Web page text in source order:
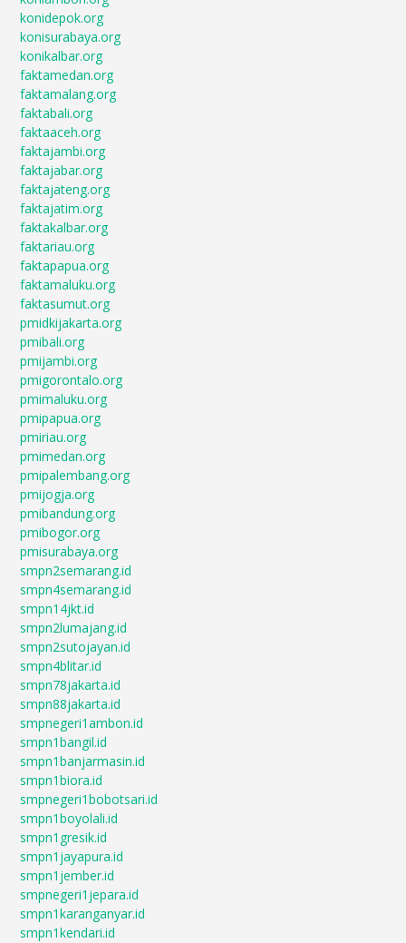
konidepok.org
konisurabaya.org
konikalbar.org
faktamedan.org
faktamalang.org
faktabali.org
faktaaceh.org
faktajambi.org
faktajabar.org
faktajateng.org
faktajatim.org
faktakalbar.org
faktariau.org
faktapapua.org
faktamaluku.org
faktasumut.org
pmidkijakarta.org
pmibali.org
pmijambi.org
pmigorontalo.org
pmimaluku.org
pmipapua.org
pmiriau.org
pmimedan.org
pmipalembang.org
pmijogja.org
pmibandung.org
pmibogor.org
pmisurabaya.org
smpn2semarang.id
smpn4semarang.id
smpn14jkt.id
smpn2lumajang.id
smpn2sutojayan.id
smpn4blitar.id
smpn78jakarta.id
smpn88jakarta.id
smpnegeri1ambon.id
smpn1bangil.id
smpn1banjarmasin.id
smpn1biora.id
smpnegeri1bobotsari.id
smpn1boyolali.id
smpn1gresik.id
smpn1jayapura.id
smpn1jember.id
smpnegeri1jepara.id
smpn1karanganyar.id
smpn1kendari.id